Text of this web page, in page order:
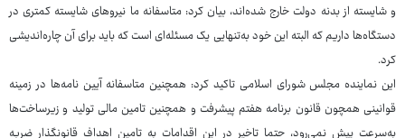
و شایسته از بدنه دولت خارج شده‌اند، بیان کرد: متاسفانه ما نیروهای شایسته کمتری در
دستگاه‌ها داریم که البته این خود به‌تنهایی یک مسئله‌ای است که باید برای آن چاره‌اندیشی
کرد.
این نماینده مجلس شورای اسلامی تاکید کرد: همچنین متاسفانه آیین نامه‌ها در زمینه
قوانینی همچون قانون برنامه هفتم پیشرفت و همچنین تامین مالی تولید و زیرساخت‌ها